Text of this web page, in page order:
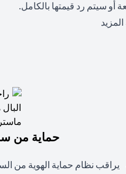
أو سيتم رد قيمتها بالكامل.
حماية من
يراقب نظام حماية الهوية من